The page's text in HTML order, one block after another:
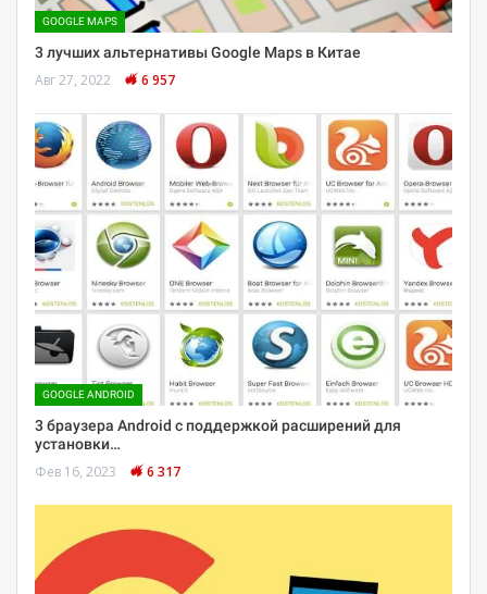
GOOGLE MAPS
3 лучших альтернативы Google Maps в Китае
Авг 27, 2022 6 957
GOOGLE ANDROID
3 браузера Android с поддержкой расширений для
установки…
Фев 16, 2023 6 317